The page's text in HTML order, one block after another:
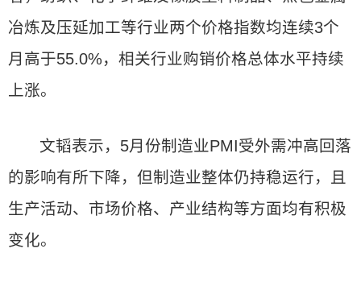
冶炼及压延加工等行业两个价格指数均连续3个
月高于55.0%，相关行业购销价格总体水平持续
上涨。
文韬表示，5月份制造业PMI受外需冲高回落
的影响有所下降，但制造业整体仍持稳运行，且
生产活动、市场价格、产业结构等方面均有积极
变化。